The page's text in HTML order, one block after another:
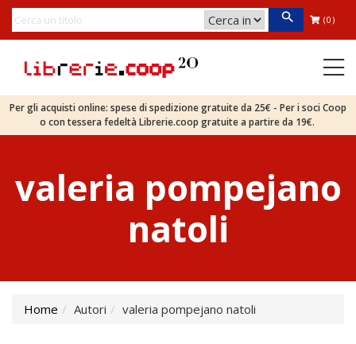
(0)
Per gli acquisti online: spese di spedizione gratuite da 25€ - Per i soci Coop
o con tessera fedeltà Librerie.coop gratuite a partire da 19€.
valeria pompejano
natoli
Home Autori valeria pompejano natoli